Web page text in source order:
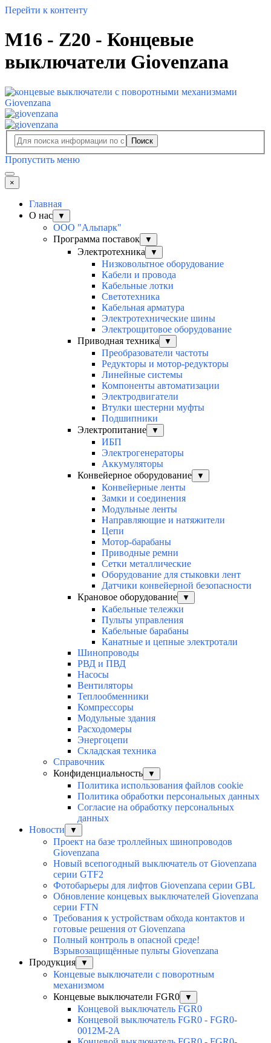
Перейти к контенту
M16 - Z20 - Концевые
выключатели Giovenzana
Поиск
Пропустить меню
×
Главная
О нас
▼
ООО "Альпарк"
Программа поставок
▼
Электротехника ▼
Низковольтное оборудование
Кабели и провода
Кабельные лотки
Светотехника
Кабельная арматура
Электротехнические шины
Электрощитовое оборудование
Приводная техника
▼
Преобразователи частоты
Редукторы и мотор-редукторы
Линейные системы
Компоненты автоматизации
Электродвигатели
Втулки шестерни муфты
Подшипники
Электропитание
▼
ИБП
Электрогенераторы
Аккумуляторы
Конвейерное оборудование
▼
Конвейерные ленты
Замки и соединения
Модульные ленты
Направляющие и натяжители
Цепи
Мотор-барабаны
Приводные ремни
Сетки металлические
Оборудование для стыковки лент
Датчики конвейерной безопасности
Крановое оборудование
▼
Кабельные тележки
Пульты управления
Кабельные барабаны
Канатные и цепные электротали
Шинопроводы
РВД и ПВД
Насосы
Вентиляторы
Теплообменники
Компрессоры
Модульные здания
Расходомеры
Энергоцепи
Складская техника
Справочник
Конфиденциальность
▼
Политика использования файлов cookie
Политика обработки персональных данных
Согласие на обработку персональных
данных
Новости
▼
Проект на базе троллейных шинопроводов
Giovenzana
Новый всепогодный выключатель от Giovenzana
серии GTF2
Фотобарьеры для лифтов Giovenzana серии GBL
Обновление концевых выключателей Giovenzana
серии FTN
Требования к устройствам обхода контактов и
готовые решения от Giovenzana
Полный контроль в опасной среде!
Взрывозащищённые пульты Giovenzana
Продукция
▼
Концевые выключатели с поворотным
механизмом
Концевые выключатели FGR0
▼
Концевой выключатель FGR0
Концевой выключатель FGR0 - FGR0-
0012M-2A